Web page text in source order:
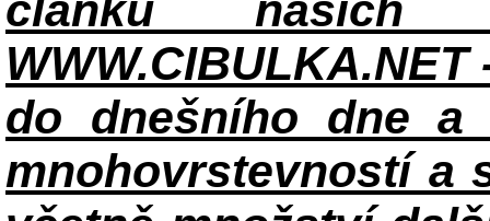
do dnešního dne
mnohovrstevností a